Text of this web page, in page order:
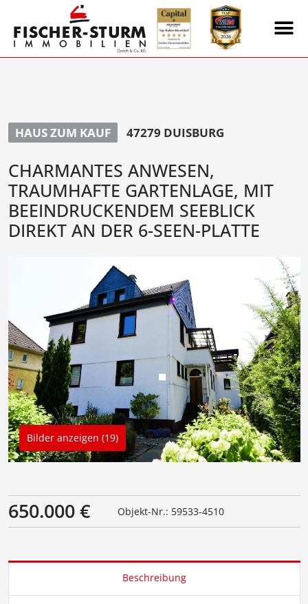
HAUS ZUM KAUF 47279 DUISBURG
CHARMANTES ANWESEN,
TRAUMHAFTE GARTENLAGE, MIT
BEEINDRUCKENDEM SEEBLICK
DIREKT AN DER 6-SEEN-PLATTE
Bilder anzeigen (19)
650.000 € Objekt-Nr.: 59533-4510
Beschreibung